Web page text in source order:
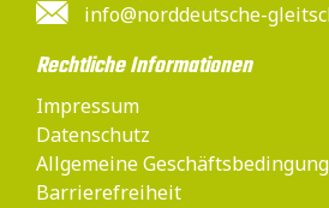
info@norddeutsche-
Rechtliche Informationen
Impressum
Datenschutz
Allgemeine
Barrierefreiheit